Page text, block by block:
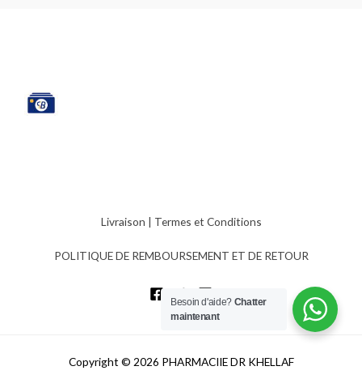
Livraison | Termes et Conditions
POLITIQUE DE REMBOURSEMENT ET DE RETOUR
Copyright © 2026 PHARMACIIE DR KHELLAF
Besoin d'aide? Chatter
maintenant